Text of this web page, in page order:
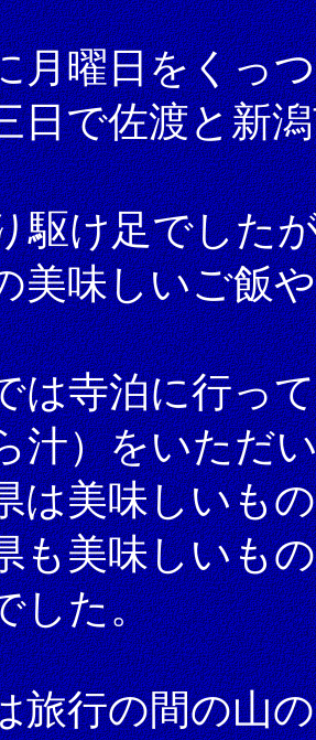
月曜日をくっ
日で佐渡と新
駆け足でした
美味しいご飯
は寺泊に行っ
汁）をいただ
は美味しいも
も美味しいも
した。
旅行の間の山